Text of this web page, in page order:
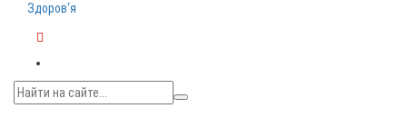
Здоров‘я